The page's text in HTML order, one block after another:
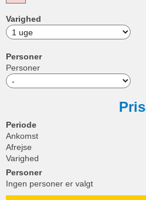
Varighed
Personer
Personer
Pris
Periode
Ankomst
Afrejse
Varighed
Personer
Ingen personer er valgt